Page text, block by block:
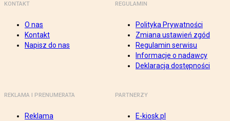
KONTAKT
O nas
Kontakt
Napisz do nas
REGULAMIN
Polityka Prywatności
Zmiana ustawień zgód
Regulamin serwisu
Informacje o nadawcy
Deklaracja dostępności
REKLAMA I PRENUMERATA
Reklama
PARTNERZY
E-kiosk.pl